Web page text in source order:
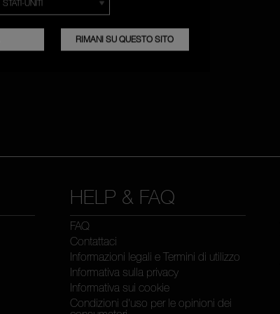
HELP & FAQ
FAQ
Contattaci
Informazioni legali e Termini di utilizzo
Informativa sulla privacy
Informativa sui cookie
Condizioni d’uso per le opinioni dei
RIMANI SU QUESTO SITO